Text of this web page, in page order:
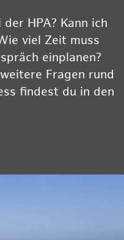
HPA? Kann ich
viel Zeit muss
einplanen?
Fragen rund
findest du in den